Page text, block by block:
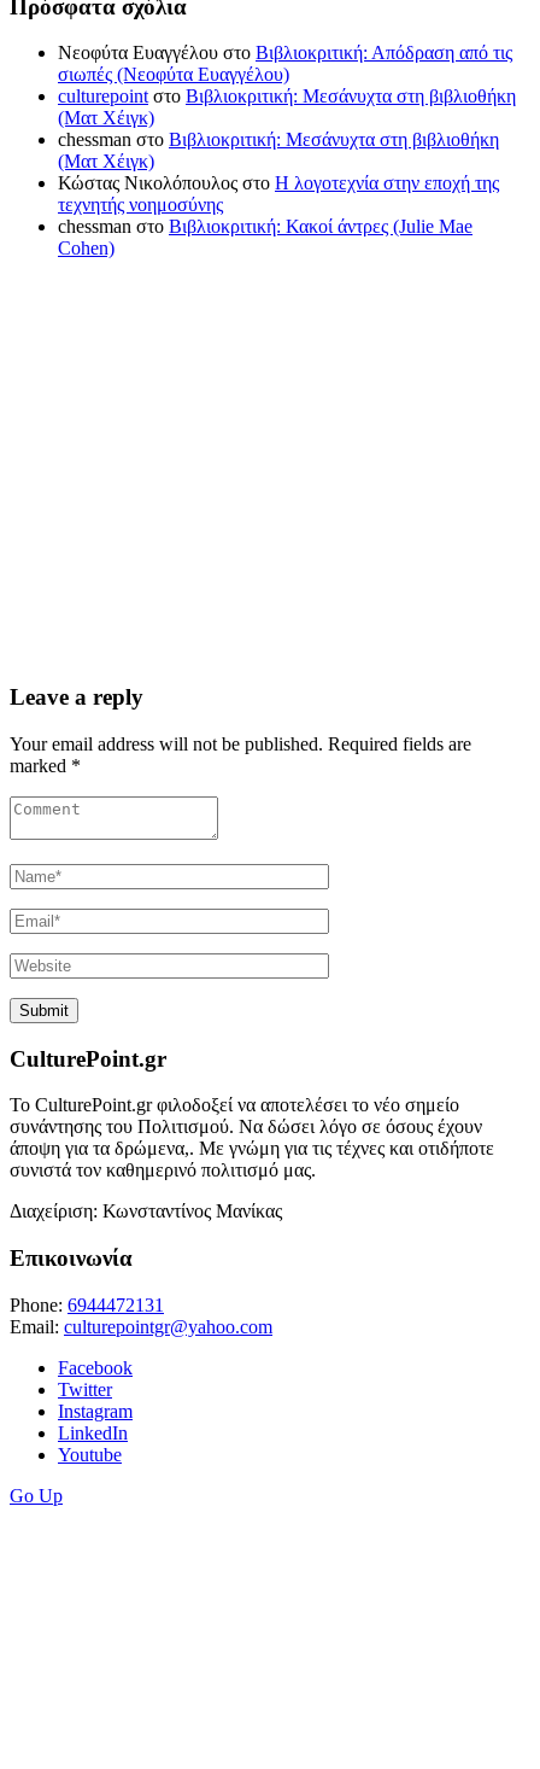
Πρόσφατα σχόλια
Νεοφύτα Ευαγγέλου στο Βιβλιοκριτική: Απόδραση από τις
σιωπές (Νεοφύτα Ευαγγέλου)
culturepointστο Βιβλιοκριτική: Μεσάνυχτα στη βιβλιοθήκη
(Ματ Χέιγκ)
chessman στο Βιβλιοκριτική: Μεσάνυχτα στη βιβλιοθήκη
(Ματ Χέιγκ)
Κώστας Νικολόπουλος στο Η λογοτεχνία στην εποχή της
τεχνητής νοημοσύνης
chessman στο Βιβλιοκριτική: Κακοί άντρες (Julie Mae
Cohen)
Leave a reply
Your email address will not be published. Required fields are
marked *
CulturePoint.gr
Το CulturePoint.gr φιλοδοξεί να αποτελέσει το νέο σημείο
συνάντησης του Πολιτισμού. Να δώσει λόγο σε όσους έχουν
άποψη για τα δρώμενα,. Με γνώμη για τις τέχνες και οτιδήποτε
συνιστά τον καθημερινό πολιτισμό μας.
Διαχείριση: Κωνσταντίνος Μανίκας
Επικοινωνία
Phone: 6944472131
Email: culturepointgr@yahoo.com
Facebook
Twitter
Instagram
LinkedIn
Youtube
Go Up